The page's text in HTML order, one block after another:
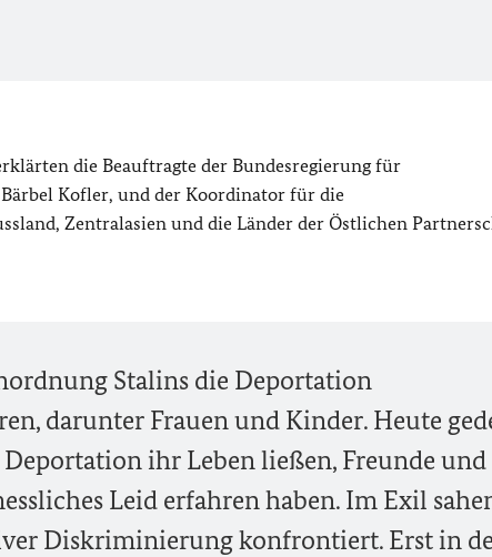
die Beauftragte der Bundesregierung für
Kofler, und der Koordinator für die
Zentralasien und die Länder der Östlichen
Stalins die Deportation
darunter Frauen und Kinder. Heute
ihr Leben ließen, Freunde und
Leid erfahren haben. Im Exil
Diskriminierung konfrontiert. Erst in